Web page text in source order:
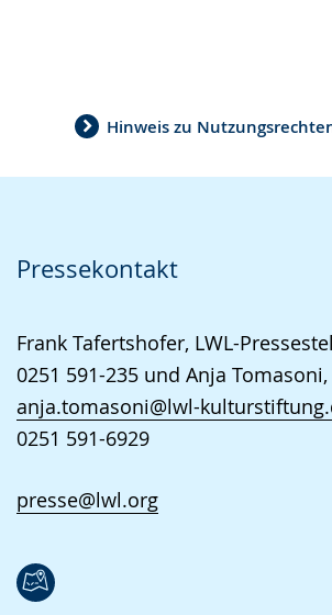
Hinweis zu
Pressekontakt
Frank Tafertshofer, LWL-
0251 591-235 und Anja Tomasoni,
anja.tomasoni@lwl-
0251 591-6929
presse@lwl.org